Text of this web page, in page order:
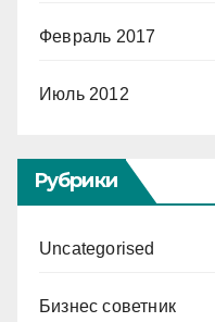
Февраль 2017
Июль 2012
Рубрики
Uncategorised
Бизнес советник